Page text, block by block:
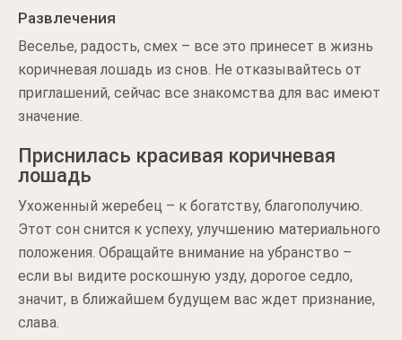
Развлечения
Веселье, радость, смех – все это принесет в жизнь
коричневая лошадь из снов. Не отказывайтесь от
приглашений, сейчас все знакомства для вас имеют
значение.
Приснилась красивая коричневая
лошадь
Ухоженный жеребец – к богатству, благополучию.
Этот сон снится к успеху, улучшению материального
положения. Обращайте внимание на убранство –
если вы видите роскошную узду, дорогое седло,
значит, в ближайшем будущем вас ждет признание,
слава.